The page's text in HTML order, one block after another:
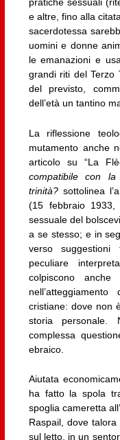
pratiche sessuali
e altre, fino alla
sacerdotessa
uomini e donne
le emanazioni e
grandi riti del Terzo
del previsto,
dell’età un tantino
La riflessione
mutamento anche
articolo su “La
compatibile con
trinità?sottolinea
(15 febbraio
sessuale del
a se stesso; e in
verso
peculiare
colpiscono
cristiane: dove non
storia personale.
complessa
ebraico.
Aiutata
ha fatto la spola
spoglia cameretta
Raspail, dove
sul letto, in un